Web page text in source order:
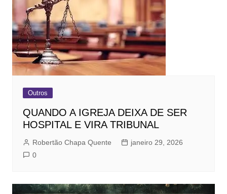
Outros
QUANDO A IGREJA DEIXA DE SER
HOSPITAL E VIRA TRIBUNAL
Robertão Chapa Quente
janeiro 29, 2026
0